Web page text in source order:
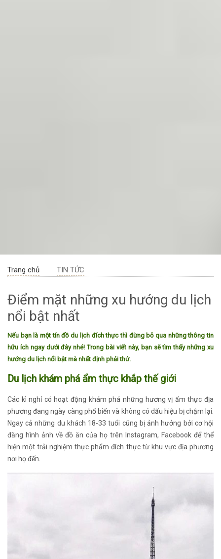
Trang chủ TIN TỨC
Điểm mặt những xu hướng du lịch
nổi bật nhất ​
Nếu bạn là một tín đồ du lịch đích thực thì đừng bỏ qua những thông tin
hữu ích ngay dưới đây nhé! Trong bài viết này, bạn sẽ tìm thấy những xu
hướng du lịch nổi bật mà nhất định phải thử.
Du lịch khám phá ẩm thực khắp thế giới
Các kì nghỉ có hoạt động khám phá những hương vị ẩm thực địa
phương đang ngày càng phổ biến và không có dấu hiệu bị chậm lại.
Ngay cả những du khách 18-33 tuổi cũng bị ảnh hưởng bởi cơ hội
đăng hình ảnh về đồ ăn của họ trên Instagram, Facebook để thể
hiện một trải nghiệm thực phẩm đích thực từ khu vực địa phương
nơi họ đến.